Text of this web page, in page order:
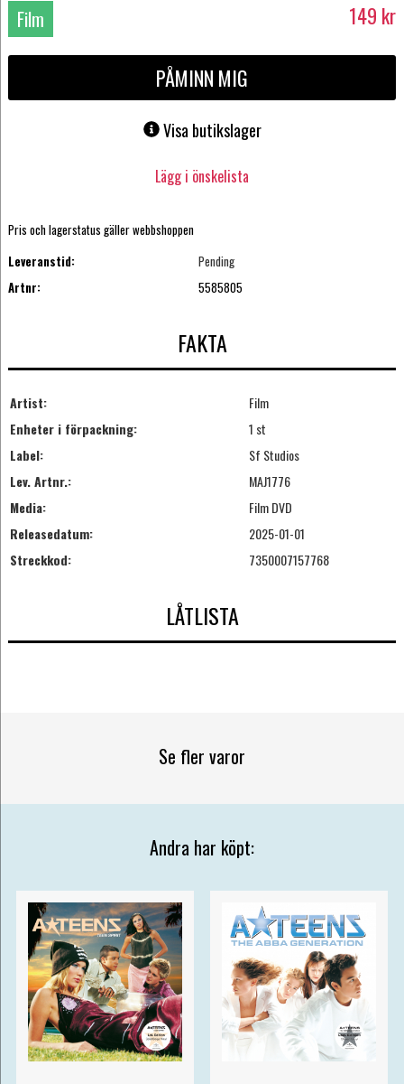
Film
DVD
149 kr
PÅMINN MIG
Visa butikslager
Lägg i önskelista
Pris och lagerstatus gäller webbshoppen
Leveranstid:
Pending
Artnr:
5585805
FAKTA
Artist:
Film
Enheter i förpackning:
1 st
Label:
Sf Studios
Lev. Artnr.:
MAJ1776
Media:
Film DVD
Releasedatum:
2025-01-01
Streckkod:
7350007157768
LÅTLISTA
Se fler varor
Andra har köpt: